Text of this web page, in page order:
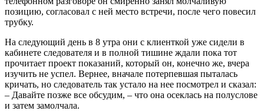
позицию, согласовал с ней место встречи, после чего повесил
трубку.
На следующий день в 8 утра они с клиенткой уже сидели в
кабинете следователя и в полной тишине ждали пока тот
прочитает проект показаний, который он, конечно же, вчера
изучить не успел. Вернее, вначале потерпевшая пыталась
кричать, но следователь так устало на нее посмотрел и сказал:
– Давайте позже все обсудим, – что она осеклась на полуслове
и затем замолчала.